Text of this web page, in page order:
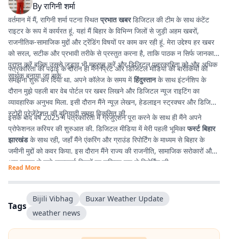
Byरागिनी शर्मा
वर्तमान में मैं, रागिनी शर्मा पटना स्थितप्रभात खबरडिजिटल की टीम के साथ कंटेंट
राइटर के रूप में कार्यरत हूं. यहां मैं बिहार के विभिन्न जिलों से जुड़ी अहम खबरों,
राजनीतिक-सामाजिक मुद्दों और ट्रेंडिंग विषयों पर काम कर रही हूं. मेरा उद्देश्य हर खबर
को सरल, सटीक और प्रभावी तरीके से प्रस्तुत करना है, ताकि पाठक न सिर्फ जानकारी
प्राप्त करें बल्कि उससे जुड़ाव भी महसूस करें और डिजिटल पत्रकारिता को और अधिक
सार्थक बनाया जा सके.
पत्रकारिता की पढ़ाई के दौरान ही मैंने प्रिंट और डिजिटल मीडिया की बारीकियों को
समझना शुरू कर दिया था. अपने कॉलेज के समय मेंहिंदुस्तानके साथ इंटर्नशिप के
दौरान मुझे पहली बार वेब पोर्टल पर खबर लिखने और डिजिटल न्यूज राइटिंग का
व्यावहारिक अनुभव मिला. इसी दौरान मैंने न्यूज़ लेखन, हेडलाइन स्ट्रक्चर और डिजिटल
स्टोरी प्रेजेंटेशन की बुनियादी समझ विकसित की.
इसके बाद वर्ष 2025 में पत्रकारिता में ग्रेजुएशन पूरा करने के साथ ही मैंने अपने
प्रोफेशनल करियर की शुरुआत की. डिजिटल मीडिया में मेरी पहली भूमिकाफर्स्ट बिहार
झारखंडके साथ रही, जहाँ मैंने एंकरिंग और ग्राउंड रिपोर्टिंग के माध्यम से बिहार के
जमीनी मुद्दों को कवर किया. इस दौरान मैंने राज्य की राजनीति, सामाजिक सरोकारों और
आम जनता से जुड़े महत्वपूर्ण विषयों पर सक्रिय रूप से रिपोर्टिंग की.
Read More
Tags
Bijili Vibhag
Buxar Weather Update
weather news